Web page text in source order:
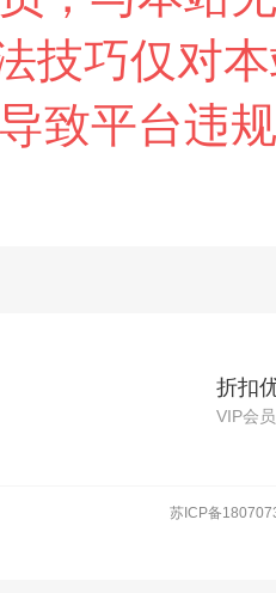
技巧仅对
致平台违
折扣
VIP会
苏ICP备